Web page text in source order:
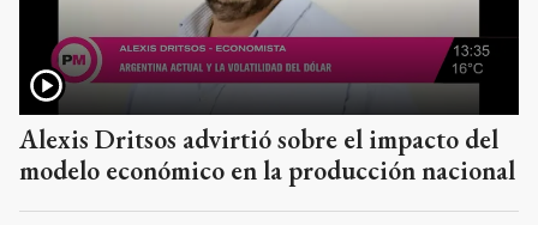
Alexis Dritsos advirtió sobre el impacto del
modelo económico en la producción nacional